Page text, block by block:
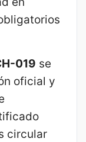
019 se
oficial y
circular